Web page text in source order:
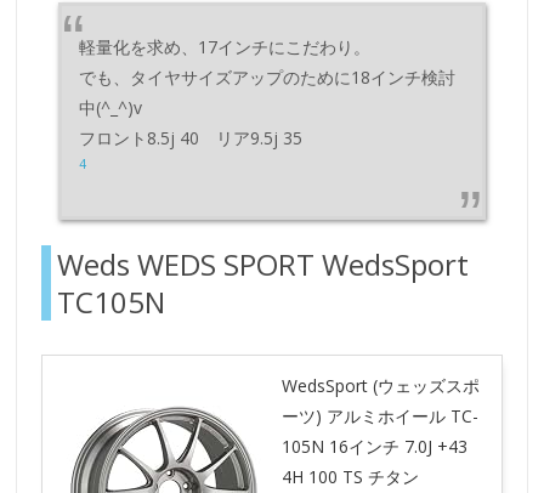
軽量化を求め、17インチにこだわり。
でも、タイヤサイズアップのために18インチ検討
中(^_^)v
フロント8.5j 40 リア9.5j 35
4
Weds WEDS SPORT WedsSport
TC105N
WedsSport (ウェッズスポ
ーツ) アルミホイール TC-
105N 16インチ 7.0J +43
4H 100 TS チタン